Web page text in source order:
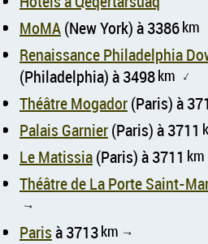
MoMA(New York) à 3386km
Renaissance Philadelphia
(Philadelphia) à 3498km ↑
Théâtre Mogador(Paris) à
Palais Garnier(Paris) à 3711
Le Matissia(Paris) à 3711 km
Théâtre de La Porte Saint-
↑
Parisà 3713km ↑